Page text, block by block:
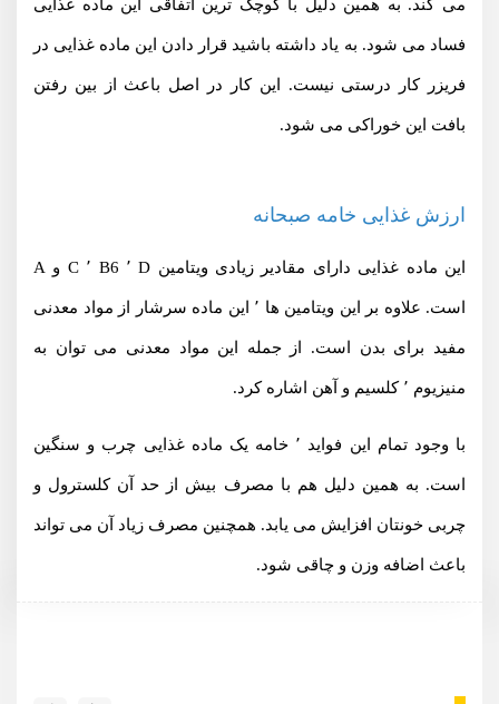
می کند. به همین دلیل با کوچک ترین اتفاقی این ماده غذایی
فساد می شود. به یاد داشته باشید قرار دادن این ماده غذایی در
فریزر کار درستی نیست. این کار در اصل باعث از بین رفتن
بافت این خوراکی می شود.
ارزش غذایی خامه صبحانه
این ماده غذایی دارای مقادیر زیادی ویتامین D ٬ B6 ٬ C و A
است. علاوه بر این ویتامین ها ٬ این ماده سرشار از مواد معدنی
مفید برای بدن است. از جمله این مواد معدنی می توان به
منیزیوم ٬ کلسیم و آهن اشاره کرد.
با وجود تمام این فواید ٬ خامه یک ماده غذایی چرب و سنگین
است. به همین دلیل هم با مصرف بیش از حد آن کلسترول و
چربی خونتان افزایش می یابد. همچنین مصرف زیاد آن می تواند
باعث اضافه وزن و چاقی شود.